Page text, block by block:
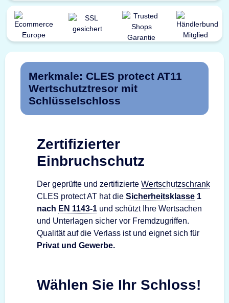
Merkmale: CLES protect AT11
Wertschutztresor mit
Schlüsselschloss
Zertifizierter
Einbruchschutz
Der geprüfte und zertifizierte Wertschutzschrank
CLES protect AT hat die Sicherheitsklasse 1
nach EN 1143-1 und schützt Ihre Wertsachen
und Unterlagen sicher vor Fremdzugriffen.
Qualität auf die Verlass ist und eignet sich für
Privat und Gewerbe.
Wählen Sie Ihr Schloss!